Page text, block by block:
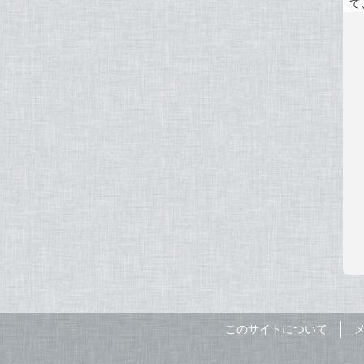
て
このサイトについて